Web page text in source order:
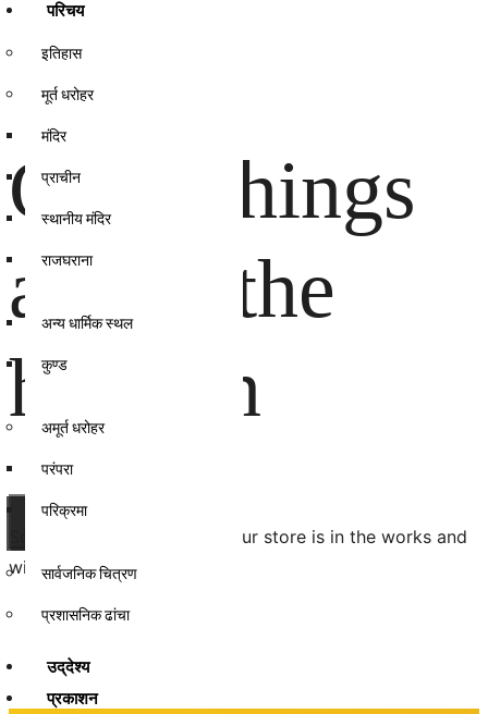
परिचय
इतिहास
मूर्त धरोहर
मंदिर
प्राचीन
स्थानीय मंदिर
राजघराना
अन्य धार्मिक स्थल
कुण्ड
अमूर्त धरोहर
परंपरा
परिक्रमा
सार्वजनिक चित्रण
प्रशासनिक ढांचा
उद्‌देश्य
प्रकाशन
Great things
are on the
horizon
Something big is brewing! Our store is in the works and
will be launching soon!